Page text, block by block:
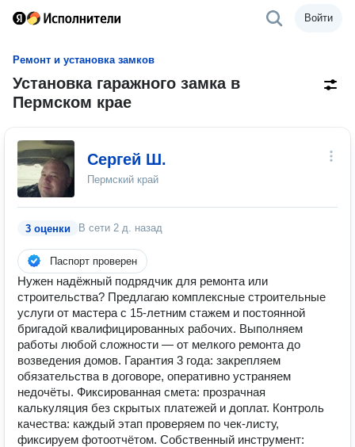
Войти
Ремонт и установка замков
Установка гаражного замка в
Пермском крае
Сергей Ш.
Пермский край
3 оценки В сети 2 д. назад
Паспорт проверен
Нужен надёжный подрядчик для ремонта или
строительства? Предлагаю комплексные строительные
услуги от мастера с 15‑летним стажем и постоянной
бригадой квалифицированных рабочих. Выполняем
работы любой сложности — от мелкого ремонта до
возведения домов. Гарантия 3 года: закрепляем
обязательства в договоре, оперативно устраняем
недочёты. Фиксированная смета: прозрачная
калькуляция без скрытых платежей и доплат. Контроль
качества: каждый этап проверяем по чек‑листу,
фиксируем фотоотчётом. Собственный инструмент: